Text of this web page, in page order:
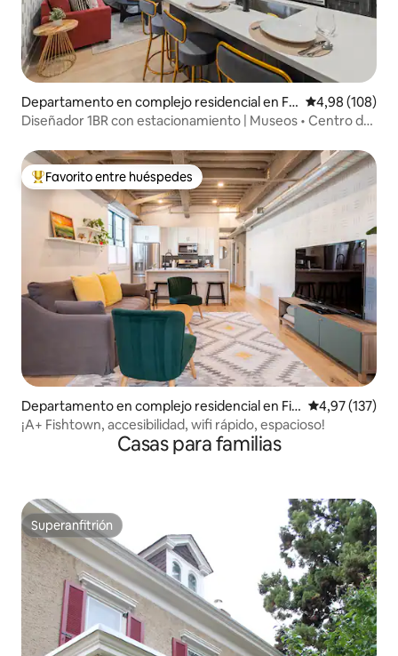
Departamento en complejo residencial en Fil
adelfia
Calificación
4,98 (108)
Diseñador 1BR con estacionamiento | Museos • Centro de
Favorito entre los huéspedes más destacados
Favorito entre huéspedes
Departamento en complejo residencial en Fis
htown, Philadelphia
Calificación
4,97 (137)
¡A+ Fishtown, accesibilidad, wifi rápido, espacioso!
Casas para familias
Superanfitrión
Superanfitrión